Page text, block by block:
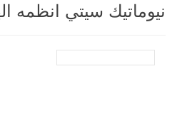
نيوماتيك سيتي انظمه